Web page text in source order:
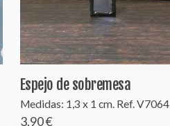
Espejo de sobremesa
Medidas: 1,3 x 1 cm. Ref. V7064
3,90 €